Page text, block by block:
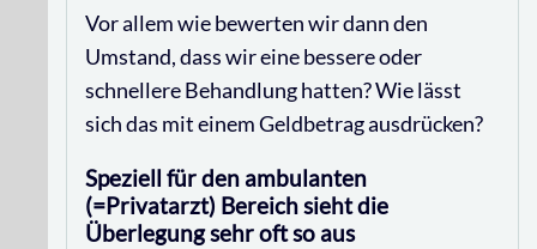
Vor allem wie bewerten wir dann den
Umstand, dass wir eine bessere oder
schnellere Behandlung hatten? Wie lässt
sich das mit einem Geldbetrag ausdrücken?
Speziell für den ambulanten
(=Privatarzt) Bereich sieht die
Überlegung sehr oft so aus